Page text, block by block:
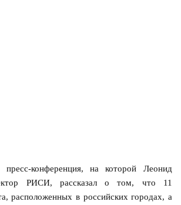
конференция, на которой Леонид
РИСИ, рассказал о том, что 11
расположенных в российских городах, а